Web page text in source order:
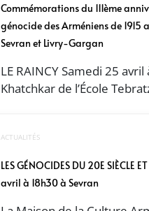
Commémorations du 111ème
génocide des Arméniens de 1915
Sevran et Livry-Gargan
LE RAINCY Samedi 25 avril
Khatchkar de l’École
ACTUALITÉS
LES GÉNOCIDES DU 20E SIÈCLE
avril à 18h30 à Sevran